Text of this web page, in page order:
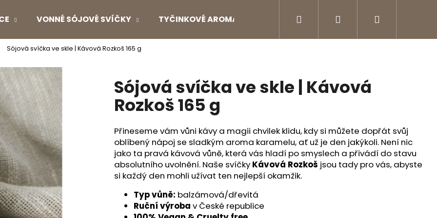
VONNÉ SÓJOVÉ SVÍČKY TYČINKOVÉ AROMA DIFUZÉRY Aroma doplňkyPřihlášení
Sójová svíčka ve skle | Kávová Rozkoš 165 g
Sójová svíčka ve skle | Kávová
Rozkoš 165 g
Přineseme vám vůni kávy a magii chvilek klidu, kdy si můžete dopřát svůj
oblíbený nápoj se sladkým aroma karamelu, ať už je den jakýkoli. Není nic
jako ta pravá kávová vůně, která vás hladí po smyslech a přivádí do stavu
absolutního uvolnění. Naše svíčky Kávová Rozkoš jsou tady pro vás, abyste
si každý den mohli užívat ten nejlepší okamžik.
Typ vůně: balzámová/dřevitá
Ruční výroba v České republice
Co potřebujete najít?
HLEDAT
Doporučujeme